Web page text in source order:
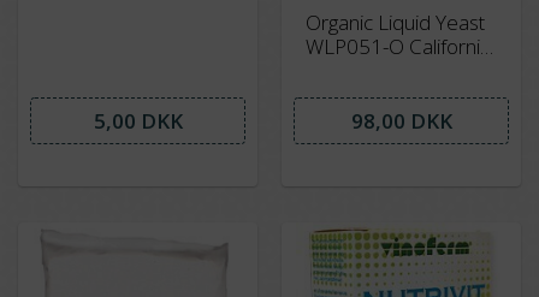
5,00 DKK
Organic Liquid Yeast
WLP051-O California
98,00 DKK